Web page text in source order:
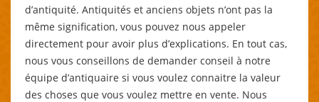
d’antiquité. Antiquités et anciens objets n’ont pas la
même signification, vous pouvez nous appeler
directement pour avoir plus d’explications. En tout cas,
nous vous conseillons de demander conseil à notre
équipe d’antiquaire si vous voulez connaitre la valeur
des choses que vous voulez mettre en vente. Nous